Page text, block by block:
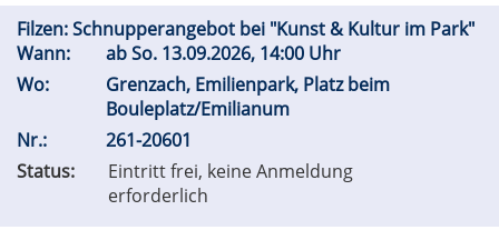
Filzen: Schnupperangebot bei "Kunst & Kultur im Park"
Wann:
abSo. 13.09.2026, 14:00 Uhr
Wo:
Grenzach, Emilienpark, Platz beim
Bouleplatz/Emilianum
Nr.:
261-20601
Status:
Eintritt frei, keine Anmeldung
erforderlich